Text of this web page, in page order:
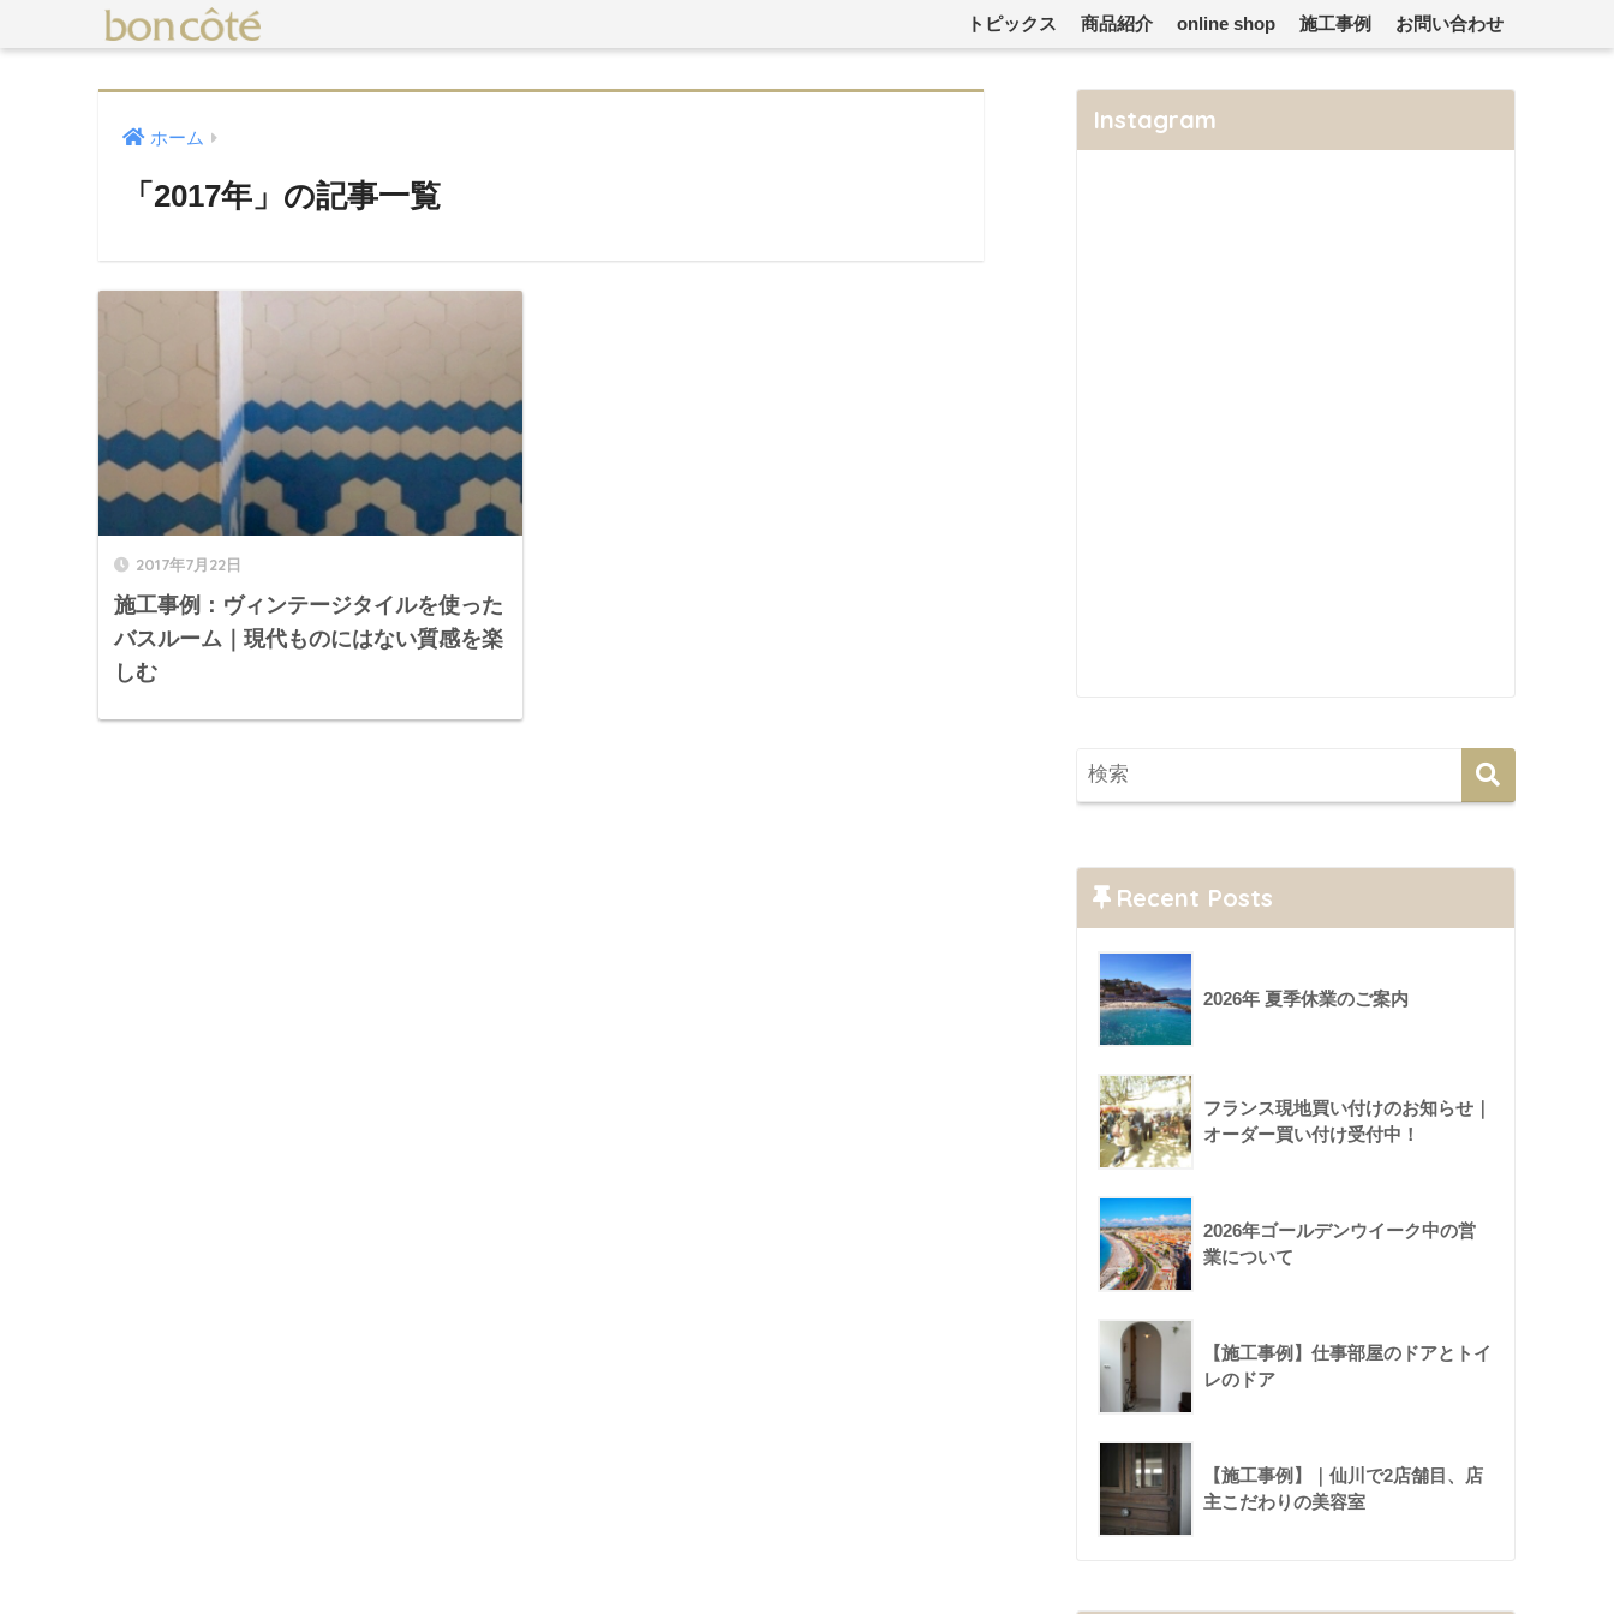
トピックス 商品紹介 online shop 施工事例 お問い合わせ
ホーム
「2017年」の記事一覧
2017年7月22日
施工事例：ヴィンテージタイルを使った
バスルーム｜現代ものにはない質感を楽
しむ
Instagram
Recent Posts
2026年 夏季休業のご案内
フランス現地買い付けのお知らせ｜
オーダー買い付け受付中！
2026年ゴールデンウイーク中の営
業について
【施工事例】仕事部屋のドアとトイ
レのドア
【施工事例】｜仙川で2店舗目、店
主こだわりの美容室